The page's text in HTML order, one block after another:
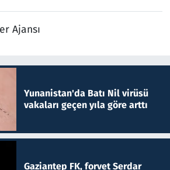
Ajansı
Yunanistan'da Batı Nil virüsü
vakaları geçen yıla göre arttı
Gaziantep FK, forvet Serdar